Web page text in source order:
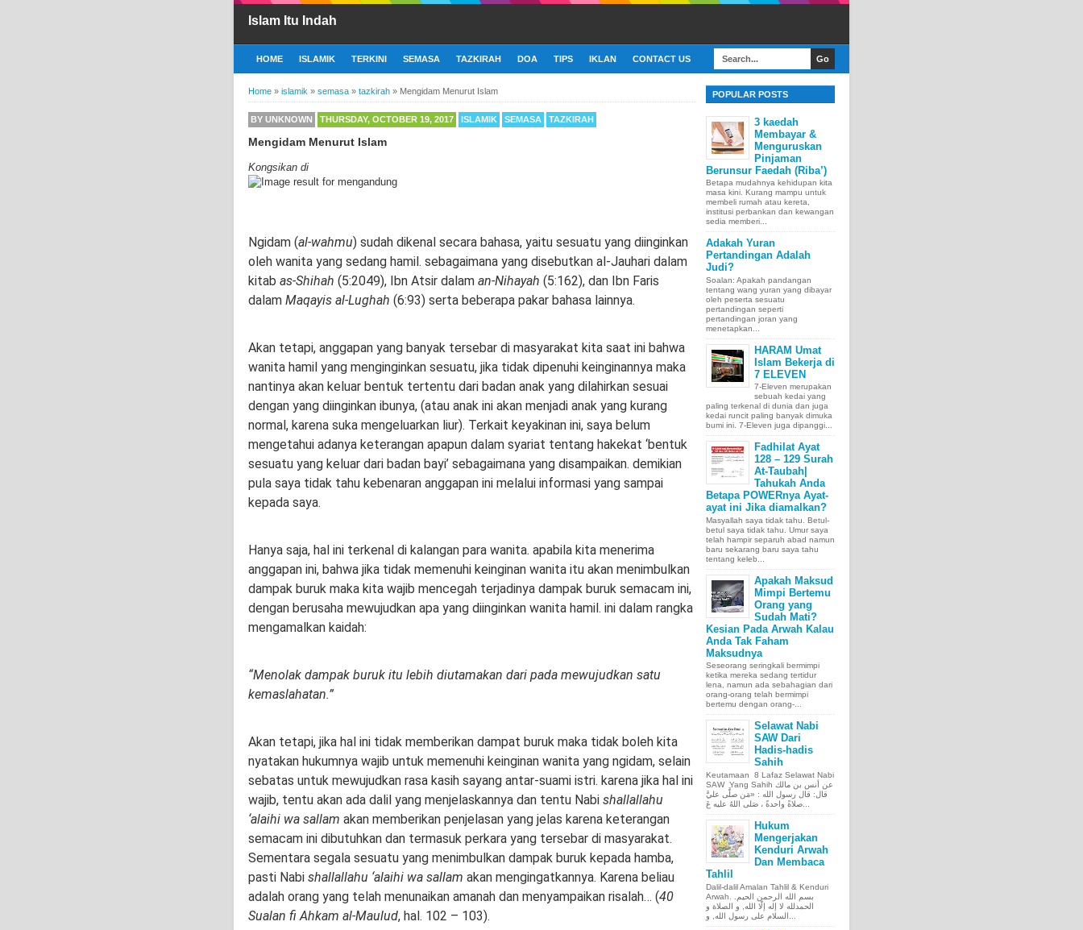
Islam Itu Indah
HOME ISLAMIK TERKINI SEMASA TAZKIRAH DOA TIPS IKLAN CONTACT US
Home » islamik » semasa » tazkirah » Mengidam Menurut Islam
BY UNKNOWN THURSDAY, OCTOBER 19, 2017 ISLAMIK SEMASA TAZKIRAH
Mengidam Menurut Islam
Kongsikan di
Ngidam (al-wahmu) sudah dikenal secara bahasa, yaitu sesuatu yang diinginkan
oleh wanita yang sedang hamil. sebagaimana yang disebutkan al-Jauhari dalam
kitab as-Shihah (5:2049), Ibn Atsir dalam an-Nihayah (5:162), dan Ibn Faris
dalam Maqayis al-Lughah (6:93) serta beberapa pakar bahasa lainnya.
Akan tetapi, anggapan yang banyak tersebar di masyarakat kita saat ini bahwa
wanita hamil yang menginginkan sesuatu, jika tidak dipenuhi keinginannya maka
nantinya akan keluar bentuk tertentu dari badan anak yang dilahirkan sesuai
dengan yang diinginkan ibunya, (atau anak ini akan menjadi anak yang kurang
normal, karena suka mengeluarkan liur). Terkait keyakinan ini, saya belum
mengetahui adanya keterangan apapun dalam syariat tentang hakekat ‘bentuk
sesuatu yang keluar dari badan bayi’ sebagaimana yang disampaikan. demikian
pula saya tidak tahu kebenaran anggapan ini melalui informasi yang sampai
kepada saya.
Hanya saja, hal ini terkenal di kalangan para wanita. apabila kita menerima
anggapan ini, bahwa jika tidak memenuhi keinginan wanita itu akan menimbulkan
dampak buruk maka kita wajib mencegah terjadinya dampak buruk semacam ini,
dengan berusaha mewujudkan apa yang diinginkan wanita hamil. ini dalam rangka
mengamalkan kaidah:
“Menolak dampak buruk itu lebih diutamakan dari pada mewujudkan satu
kemaslahatan.”
Akan tetapi, jika hal ini tidak memberikan dampat buruk maka tidak boleh kita
nyatakan hukumnya wajib untuk memenuhi keinginan wanita yang ngidam, selain
sebatas untuk mewujudkan rasa kasih sayang antar-suami istri. karena jika hal ini
wajib, tentu akan ada dalil yang menjelaskannya dan tentu Nabi shallallahu
‘alaihi wa sallam akan memberikan penjelasan yang jelas karena keterangan
semacam ini dibutuhkan dan termasuk perkara yang tersebar di masyarakat.
Sementara segala sesuatu yang menimbulkan dampak buruk kepada hamba,
pasti Nabi shallallahu ‘alaihi wa sallam akan mengingatkannya. Karena beliau
adalah orang yang telah menunaikan amanah dan menyampaikan risalah… (40
Sualan fi Ahkam al-Maulud, hal. 102 – 103).
POPULAR POSTS
3 kaedah
Membayar &
Menguruskan
Pinjaman
Berunsur Faedah (Riba’)
Betapa mudahnya kehidupan kita
masa kini. Kurang mampu untuk
membeli rumah atau kereta,
institusi perbankan dan kewangan
sedia memberi...
Adakah Yuran
Pertandingan Adalah
Judi?
Soalan: Apakah pandangan
tentang wang yuran yang dibayar
oleh peserta sesuatu
pertandingan seperti
pertandingan joran yang
menetapkan...
HARAM Umat
Islam Bekerja di
7 ELEVEN
7-Eleven merupakan
sebuah kedai yang
paling terkenal di dunia dan juga
kedai runcit paling banyak dimuka
bumi ini. 7-Eleven juga dipanggi...
Fadhilat Ayat
128 – 129 Surah
At-Taubah|
Tahukah Anda
Betapa POWERnya Ayat-
ayat ini Jika diamalkan?
Masyallah saya tidak tahu. Betul-
betul saya tidak tahu. Umur saya
telah hampir separuh abad namun
baru sekarang baru saya tahu
tentang keleb...
Apakah Maksud
Mimpi Bertemu
Orang yang
Sudah Mati?
Kesian Pada Arwah Kalau
Anda Tak Faham
Maksudnya
Seseorang seringkali bermimpi
ketika mereka sedang tertidur
lena, namun ada sebahagian dari
orang-orang telah bermimpi
bertemu dengan orang-...
Selawat Nabi
SAW Dari
Hadis-hadis
Sahih
Keutamaan 8 Lafaz Selawat Nabi
SAW Yang Sahih عن أنس بن مالك
قال: قال رسول الله : «مَن صلَّى عليَّ
Hukum
Mengerjakan
Kenduri Arwah
Dan Membaca
Tahlil
Dalil-dalil Amalan Tahlil & Kenduri
Arwah. بسم الله الرحمن الحيم.
الحمدلله لا إله إلّا الله, و الصلاة و